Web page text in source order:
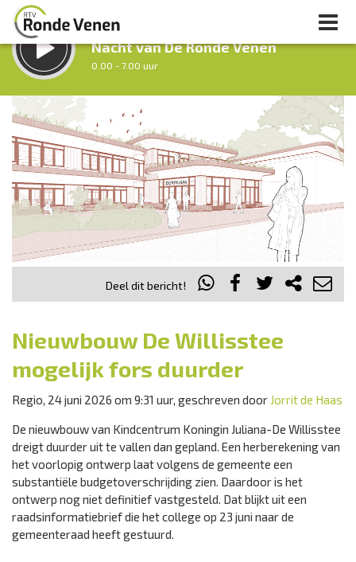
LUISTER LIVE:
Nacht van De Ronde Venen
0.00 - 7.00 uur
STRAKS:
Ochtendronde
7.00 - 12.00 uur
Vorig uur
uur 1 van 0 Volgend uur
Inklappen
Deel dit bericht!
Nieuwbouw De Willisstee
mogelijk fors duurder
Regio, 24 juni 2026 om 9:31 uur, geschreven door Jorrit de Haas
De nieuwbouw van Kindcentrum Koningin Juliana-De Willisstee
dreigt duurder uit te vallen dan gepland. Een herberekening van
het voorlopig ontwerp laat volgens de gemeente een
substantiële budgetoverschrijding zien. Daardoor is het
ontwerp nog niet definitief vastgesteld. Dat blijkt uit een
raadsinformatiebrief die het college op 23 juni naar de
gemeenteraad heeft gestuurd.